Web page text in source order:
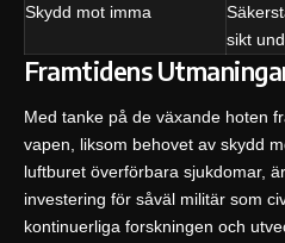
Skydd mot imma
sikt
Framtidens
Med tanke på de växande hoten
vapen, liksom behovet av skydd
luftburet överförbara sjukdomar,
investering för såväl militär som
kontinuerliga forskningen och